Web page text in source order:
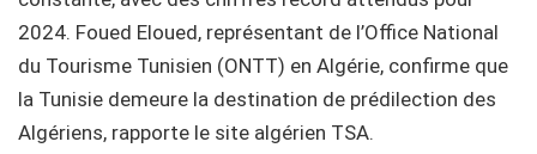
2024. Foued Eloued, représentant de l’Office National
du Tourisme Tunisien (ONTT) en Algérie, confirme que
la Tunisie demeure la destination de prédilection des
Algériens, rapporte le site algérien TSA.